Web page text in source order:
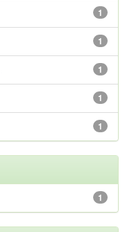
1
1
1
1
1
1